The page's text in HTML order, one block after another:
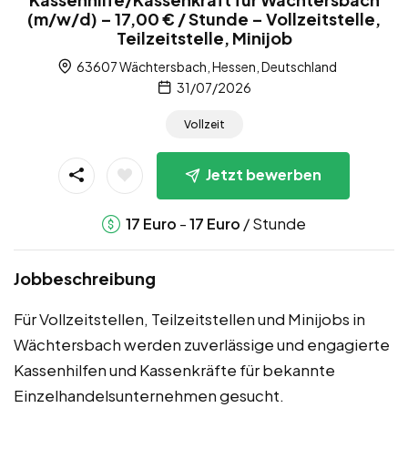
(m/w/d) – 17,00 € / Stunde – Vollzeitstelle,
Teilzeitstelle, Minijob
63607 Wächtersbach, Hessen, Deutschland
31/07/2026
Vollzeit
Jetzt bewerben
17 Euro -17 Euro / Stunde
Jobbeschreibung
Für Vollzeitstellen, Teilzeitstellen und Minijobs in
Wächtersbach werden zuverlässige und engagierte
Kassenhilfen und Kassenkräfte für bekannte
Einzelhandelsunternehmen gesucht.